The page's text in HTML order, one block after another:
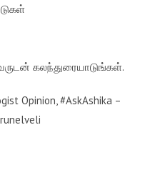
கலந்துரையாடுங்கள்.
Opinion, #AskAshika –